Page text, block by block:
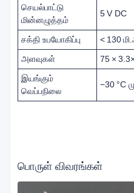
செயல்பாட்டு
மின்னழுத்தம்
5 V DC
சக்தி உபயோகிப்பு
< 130
அளவுகள்
75 ×
இயங்கும்
வெப்பநிலை
−30 °C
பொருள் விவரங்கள்